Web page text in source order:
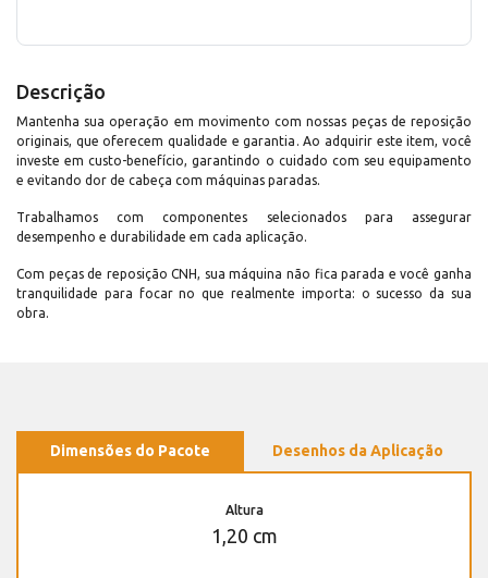
Descrição
Mantenha sua operação em movimento com nossas peças de reposição
originais, que oferecem qualidade e garantia. Ao adquirir este item, você
investe em custo-benefício, garantindo o cuidado com seu equipamento
e evitando dor de cabeça com máquinas paradas.
Trabalhamos com componentes selecionados para assegurar
desempenho e durabilidade em cada aplicação.
Com peças de reposição CNH, sua máquina não fica parada e você ganha
tranquilidade para focar no que realmente importa: o sucesso da sua
obra.
Dimensões do Pacote Desenhos da Aplicação
Altura
1,20 cm